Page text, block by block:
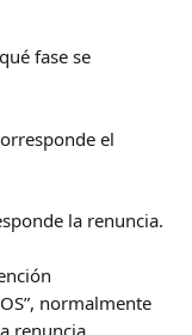
fase se
el
la renuncia.
normalmente
renuncia.